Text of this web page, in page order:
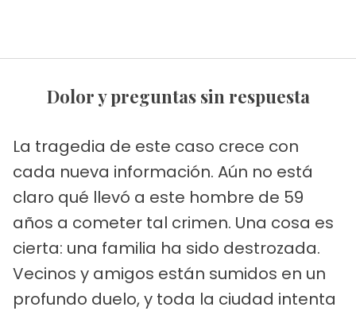
Dolor y preguntas sin respuesta
La tragedia de este caso crece con
cada nueva información. Aún no está
claro qué llevó a este hombre de 59
años a cometer tal crimen. Una cosa es
cierta: una familia ha sido destrozada.
Vecinos y amigos están sumidos en un
profundo duelo, y toda la ciudad intenta